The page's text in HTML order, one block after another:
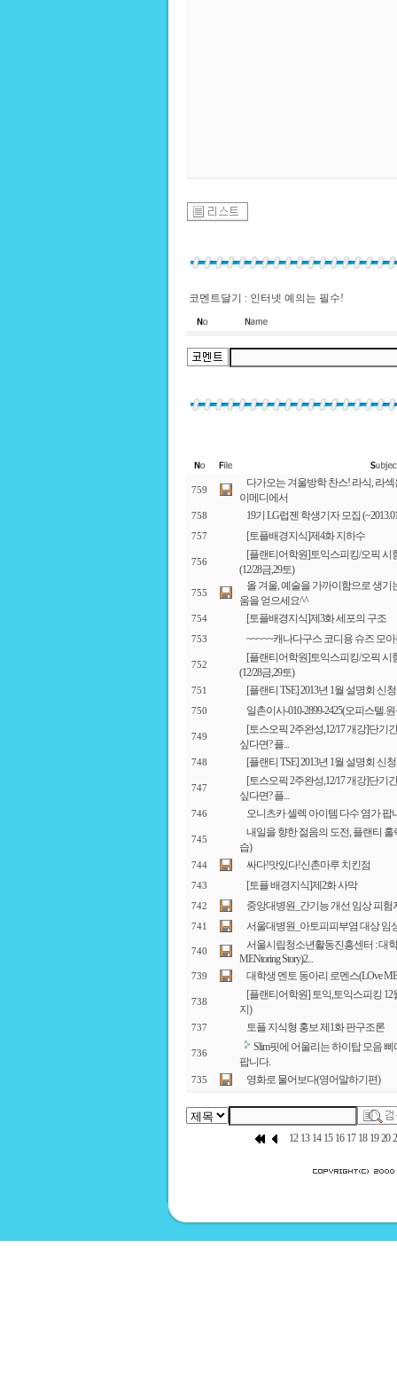
코멘트달기 : 인터넷 예의는 필수!
759
다가오는 겨울방학 찬스! 라식, 라
이메디에서
758 19기 LG럽젠 학생기자 모집
757 [토플배경지식]제4화 지하수
756
[플랜티어학원]토익스피킹/오픽 시
(12/28금,29토)
755
올 겨울, 예술을 가까이함으로 생
움을 얻으세요^^
754 [토플배경지식]제3화 세포의 구조
753 ~~~~~캐나다구스 코디용 슈즈 모
752
[플랜티어학원]토익스피킹/오픽 시
(12/28금,29토)
751 [플랜티 TSE] 2013년 1월 설명회 신청
750 일촌이사-010-2899-2425(오피스텔.
749
[토스오픽 2주완성,12/17 개강]단기
싶다면? 플...
748 [플랜티 TSE] 2013년 1월 설명회 신청
747
[토스오픽 2주완성,12/17 개강]단기
싶다면? 플...
746 오니츠카 셀렉 아이템 다수 염가 팝
745
내일을 향한 젊음의 도전, 플랜티
습)
744 싸다!맛있다!신촌마루 치킨점
743 [토플 배경지식]제2화 사막
742 중앙대병원_간기능 개선 임상 피험
741 서울대병원_아토피피부염 대상 임
740
서울시립청소년활동진흥센터 : 대
MENtoring Story)2...
739 대학생 멘토 동아리 로멘스(LOve
738
[플랜티어학원] 토익,토익스피킹 12
지)
737 토플 지식형 홍보 제1화 판구조론
736
Slim핏에 어울리는 하이탑 모음
팝니다.
735 영화로 물어보다(영어말하기편)
12 13 14 15 16 17 18 19 20